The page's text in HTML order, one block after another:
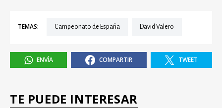
TEMAS: Campeonato de España David Valero
ENVÍA COMPARTIR TWEET
TE PUEDE INTERESAR